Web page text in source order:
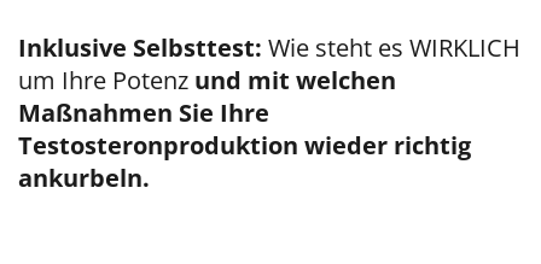
Inklusive Selbsttest: Wie steht es WIRKLICH
um Ihre Potenz und mit welchen
Maßnahmen Sie Ihre
Testosteronproduktion wieder richtig
ankurbeln.